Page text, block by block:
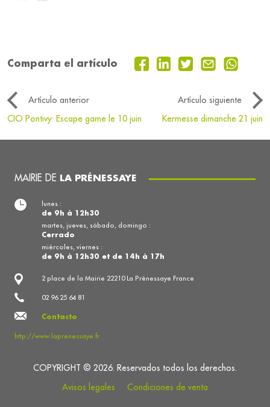
Comparta el artículo
Artículo anterior
Artículo siguiente
CIO Pontivy: Escape game le 10 juin
Kermesse dimanche 21 juin
MAIRIE DE LA PRÉNESSAYE
2 place de la Mairie 22210 La Prénessaye France
02 96 25 64 81
Contacto
http://www.laprenessaye.fr
lunes :
de 9h à 12h30
martes, jueves, sábado, domingo :
Cerrado
miércoles, viernes :
de 9h à 12h30 et de 14h à 17h
COPYRIGHT © 2026. Reservados todos los derechos.
Avisos legales
Condiciones de venta